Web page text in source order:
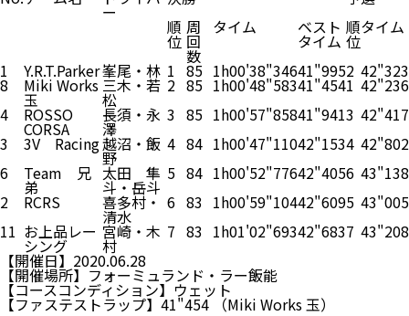
ー
順
位
周
回
数
タイム ベスト
タイム
順
位
タイム
1
Y.R.T.Parker峯尾・林 1 85 1h00'38"34641"9952 42"323
8 Miki Works
玉
三木・若
松
2 85 1h00'48"58341"4541 42"236
4
ROSSO
CORSA
長須・永
澤
3 85 1h00'57"85841"9413 42"417
3
3V Racing越沼・飯
野
4 84 1h00'47"11042"1534 42"802
6
Team 兄
弟
太田 隼
斗・岳斗
5 84 1h00'52"77642"4056 43"138
2
RCRS 喜多村・
清水
6 83 1h00'59"10442"6095 43"005
11 お上品レー
シング
宮崎・木
村
7 83 1h01'02"69342"6837 43"208
【開催日】2020.06.28
【開催場所】フォーミュランド・ラー飯能
【コースコンディション】ウェット
【ファステストラップ】41"454 （Miki Works 玉）